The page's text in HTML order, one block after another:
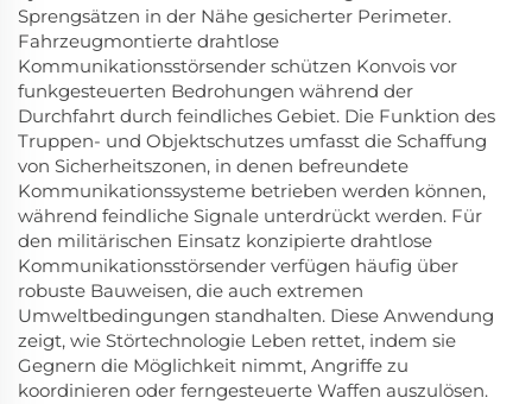
Sprengsätzen in der Nähe gesicherter Perimeter.
Fahrzeugmontierte drahtlose
Kommunikationsstörsender schützen Konvois vor
funkgesteuerten Bedrohungen während der
Durchfahrt durch feindliches Gebiet. Die Funktion des
Truppen- und Objektschutzes umfasst die Schaffung
von Sicherheitszonen, in denen befreundete
Kommunikationssysteme betrieben werden können,
während feindliche Signale unterdrückt werden. Für
den militärischen Einsatz konzipierte drahtlose
Kommunikationsstörsender verfügen häufig über
robuste Bauweisen, die auch extremen
Umweltbedingungen standhalten. Diese Anwendung
zeigt, wie Störtechnologie Leben rettet, indem sie
Gegnern die Möglichkeit nimmt, Angriffe zu
koordinieren oder ferngesteuerte Waffen auszulösen.